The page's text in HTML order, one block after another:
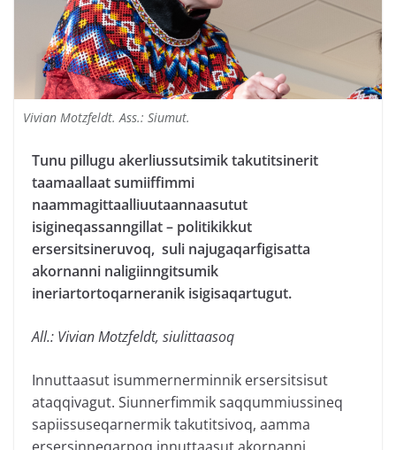
Vivian Motzfeldt. Ass.: Siumut.
Tunu pillugu akerliussutsimik takutitsinerit
taamaallaat sumiiffimmi
naammagittaalliuutaannaasutut
isigineqassanngillat – politikikkut
ersersitsineruvoq, suli najugaqarfigisatta
akornanni naligiinngitsumik
ineriartortoqarneranik isigisaqartugut.
All.: Vivian Motzfeldt, siulittaasoq
Innuttaasut isummernerminnik ersersitsisut
ataqqivagut. Siunnerfimmik saqqummiussineq
sapiissuseqarnermik takutitsivoq, aamma
ersersinneqarpoq innuttaasut akornanni